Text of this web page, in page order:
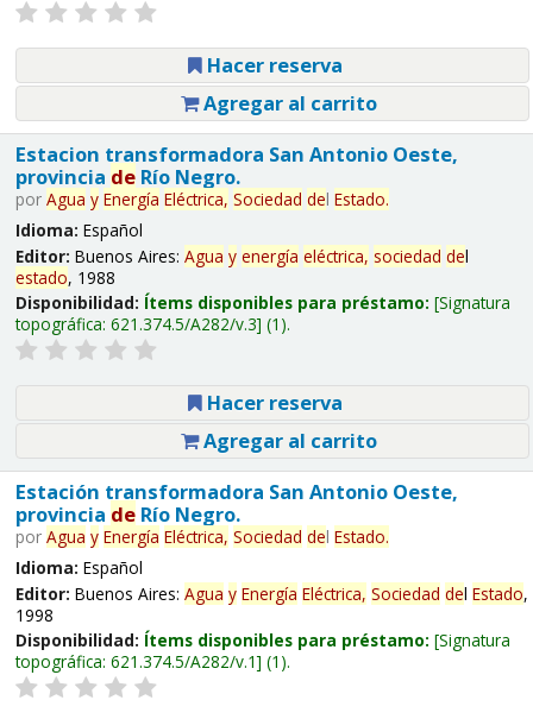
Hacer reserva
Agregar al carrito
Estacion transformadora San Antonio Oeste,
provincia deRío Negro.
por Agua y Energía Eléctrica, Sociedad del Estado.
Idioma: Español
Editor: Buenos Aires: Agua y energía eléctrica, sociedad del
estado, 1988
Disponibilidad: Ítems disponibles para préstamo: Signatura
topográfica: 621.374.5/A282/v.3 (1).
Hacer reserva
Agregar al carrito
Estación transformadora San Antonio Oeste,
provincia deRío Negro.
por Agua y Energía Eléctrica, Sociedad del Estado.
Idioma: Español
Editor: Buenos Aires: Agua y Energía Eléctrica, Sociedad del Estado,
1998
Disponibilidad: Ítems disponibles para préstamo: Signatura
topográfica: 621.374.5/A282/v.1 (1).